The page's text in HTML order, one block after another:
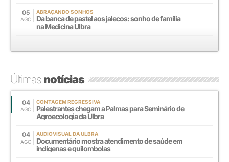
05
AGO
ABRAÇANDO SONHOS
Da banca de pastel aos jalecos: sonho de família
na Medicina Ulbra
Últimasnotícias
04
AGO
CONTAGEM REGRESSIVA
Palestrantes chegam a Palmas para Seminário de
Agroecologia da Ulbra
04
AGO
AUDIOVISUAL DA ULBRA
Documentário mostra atendimento de saúde em
indígenas e quilombolas